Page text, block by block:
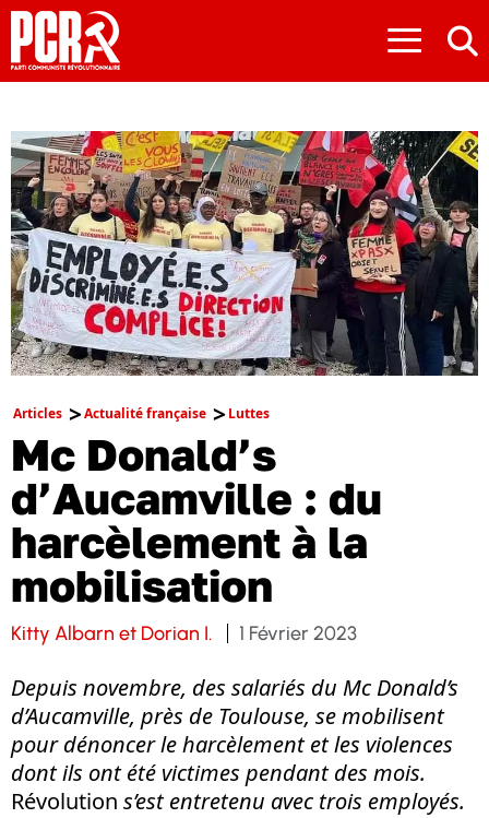
≡
Articles Actualité française Luttes
Mc Donald’s
d’Aucamville : du
harcèlement à la
mobilisation
Kitty Albarn et Dorian I. 1 Février 2023
Depuis novembre, des salariés du Mc Donald’s
d’Aucamville, près de Toulouse, se mobilisent
pour dénoncer le harcèlement et les violences
dont ils ont été victimes pendant des mois.
Révolution s’est entretenu avec trois employés.